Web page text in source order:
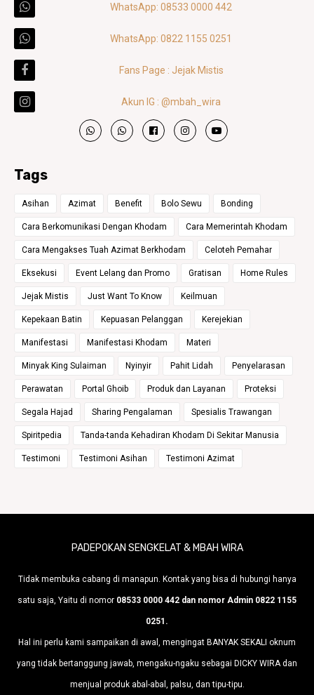
WhatsApp: 08533 0000 442
WhatsApp: 0822 1155 0251
Fans Page : Jejak Mistis
Akun IG : @mbah_wira
Tags
Asihan Azimat Benefit Bolo Sewu Bonding
Cara Berkomunikasi Dengan Khodam Cara Memerintah Khodam
Cara Mengakses Tuah Azimat Berkhodam Celoteh Pemahar
Eksekusi Event Lelang dan Promo Gratisan Home Rules
Jejak Mistis Just Want To Know Keilmuan
Kepekaan Batin Kepuasan Pelanggan Kerejekian
Manifestasi Manifestasi Khodam Materi
Minyak King Sulaiman Nyinyir Pahit Lidah Penyelarasan
Perawatan Portal Ghoib Produk dan Layanan Proteksi
Segala Hajad Sharing Pengalaman Spesialis Trawangan
Spiritpedia Tanda-tanda Kehadiran Khodam Di Sekitar Manusia
Testimoni Testimoni Asihan Testimoni Azimat
PADEPOKAN SENGKELAT & MBAH WIRA
Tidak membuka cabang di manapun. Kontak yang bisa di hubungi hanya
satu saja, Yaitu di nomor 08533 0000 442 dan nomor Admin 0822 1155
0251.
Hal ini perlu kami sampaikan di awal, mengingat BANYAK SEKALI oknum
yang tidak bertanggung jawab, mengaku-ngaku sebagai DICKY WIRA dan
menjual produk abal-abal, palsu, dan tipu-tipu.